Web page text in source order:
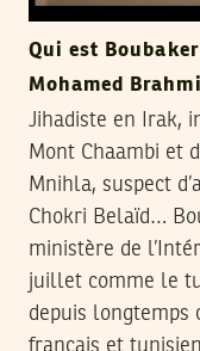
Qui est
Mohamed
Jihadiste en Irak,
Mont Chaambi et
Mnihla, suspect
Chokri Belaïd…
ministère de
juillet comme le
depuis longtemps
français et